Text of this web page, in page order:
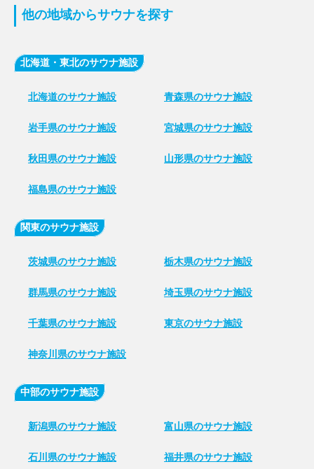
他の地域からサウナを探す
北海道・東北のサウナ施設
北海道のサウナ施設 青森県のサウナ施設
岩手県のサウナ施設 宮城県のサウナ施設
秋田県のサウナ施設 山形県のサウナ施設
福島県のサウナ施設
関東のサウナ施設
茨城県のサウナ施設 栃木県のサウナ施設
群馬県のサウナ施設 埼玉県のサウナ施設
千葉県のサウナ施設 東京のサウナ施設
神奈川県のサウナ施設
中部のサウナ施設
新潟県のサウナ施設 富山県のサウナ施設
石川県のサウナ施設 福井県のサウナ施設